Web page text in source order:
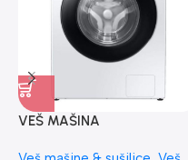
VEŠ MAŠINA